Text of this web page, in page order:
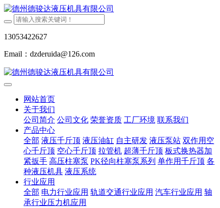
13053422627
Email：dzderuida@126.com
网站首页
关于我们
公司简介 公司文化 荣誉资质 工厂环境 联系我们
产品中心
全部 液压千斤顶 液压油缸 自主研发 液压泵站 双作用空
心千斤顶 空心千斤顶 拉管机 超薄千斤顶 板式换热器加
紧扳手 高压柱塞泵 PK径向柱塞泵系列 单作用千斤顶 各
种液压机具 液压系统
行业应用
全部 电力行业应用 轨道交通行业应用 汽车行业应用 轴
承行业压力机应用